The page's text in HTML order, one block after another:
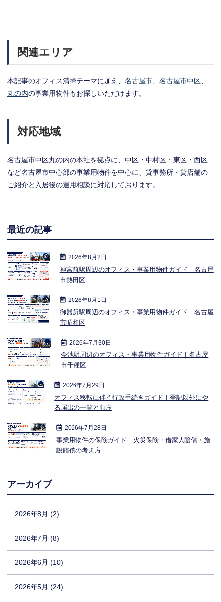
関連エリア
本記事のオフィス清掃テーマに加え、 名古屋市 名古屋市中区
丸の内の事業用物件もお探しいただけます。
対応地域
名古屋市中区丸の内の本社を拠点に、中区・中村区・東区・西区
など名古屋市中心部の事業用物件を中心に、貸事務所・貸店舗の
ご紹介と入居後の運用相談に対応しております。
最近の記事
2026年8月2日
神宮前駅周辺のオフィス・事業用物件ガイド｜名古屋
市熱田区
2026年8月1日
御器所駅周辺のオフィス・事業用物件ガイド｜名古屋
市昭和区
2026年7月30日
今池駅周辺のオフィス・事業用物件ガイド｜名古屋
市千種区
2026年7月29日
オフィス移転に伴う行政手続きガイド｜登記以外にや
る届出の一覧と順序
2026年7月28日
事業用物件の保険ガイド｜火災保険・借家人賠償・施
設賠償の考え方
アーカイブ
2026年8月 (2)
2026年7月 (8)
2026年6月 (10)
2026年5月 (24)